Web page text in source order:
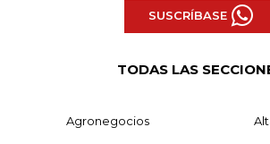
SUSCRÍBASE
TODAS LAS
Agronegocios